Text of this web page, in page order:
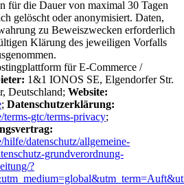
für die Dauer von maximal 30 Tagen
gelöscht oder anonymisiert. Daten,
zu Beweiszwecken erforderlich
Klärung des jeweiligen Vorfalls
für E-Commerce /
1&1 IONOS SE, Elgendorfer Str.
Deutschland; Website:
; Datenschutzerklärung:
gtc/terms-privacy;
datenschutz/allgemeine-
grundverordnung-
?